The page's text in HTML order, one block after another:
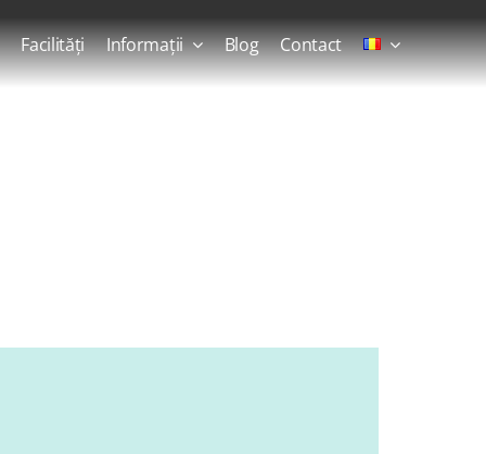
Facilități Informații Blog Contact